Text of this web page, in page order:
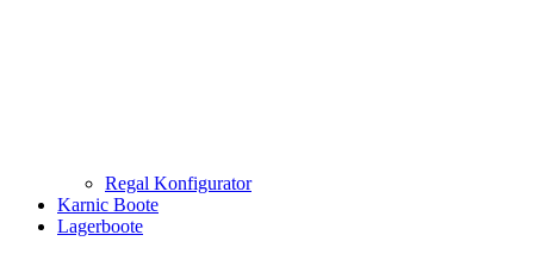
Regal Konfigurator
Karnic Boote
Lagerboote